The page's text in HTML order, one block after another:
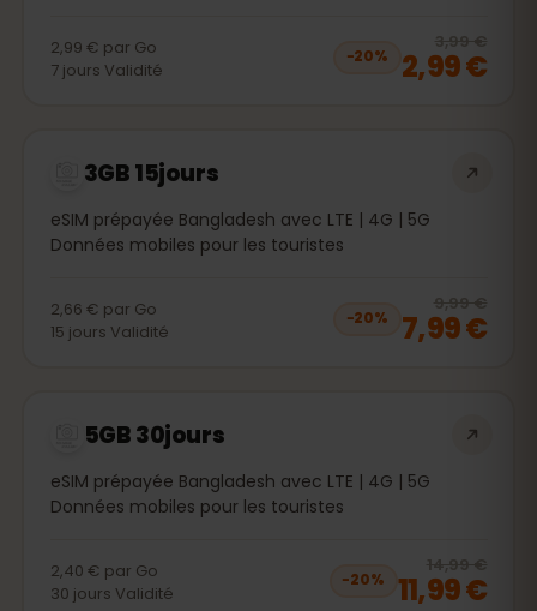
2,99 € par Go
7 jours Validité
−20%
3,99 €
2,99 €
3GB 15jours
eSIM prépayée Bangladesh avec LTE | 4G | 5G
Données mobiles pour les touristes
2,66 € par Go
15 jours Validité
−20%
9,99 €
7,99 €
5GB 30jours
eSIM prépayée Bangladesh avec LTE | 4G | 5G
Données mobiles pour les touristes
2,40 € par Go
30 jours Validité
−20%
14,99 €
11,99 €